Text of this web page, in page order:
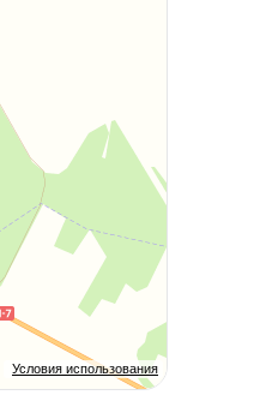
Условия использования